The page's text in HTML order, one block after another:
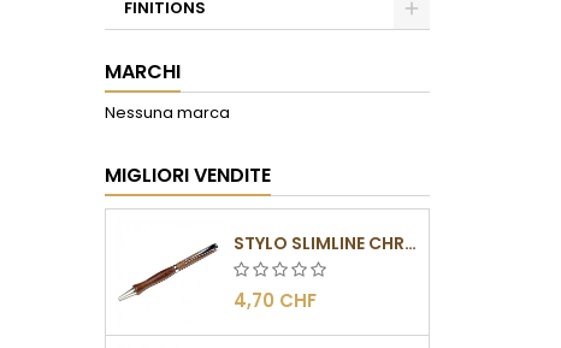
FINITIONS
MARCHI
Nessuna marca
MIGLIORI VENDITE
STYLO SLIMLINE CHROMÉ
4,70 CHF